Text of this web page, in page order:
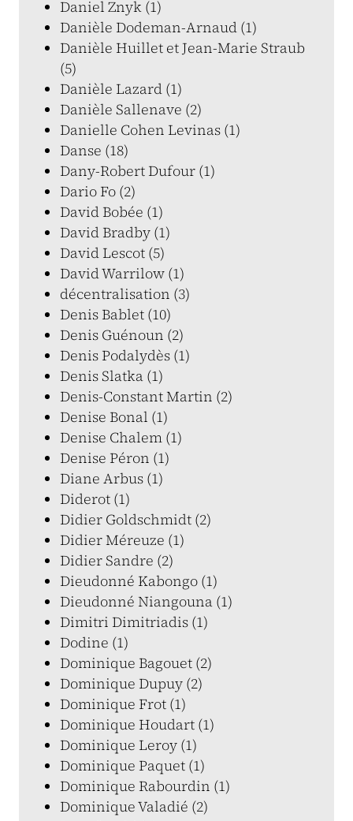
Daniel Znyk (1)
Danièle Dodeman-Arnaud (1)
Danièle Huillet et Jean-Marie Straub
(5)
Danièle Lazard (1)
Danièle Sallenave (2)
Danielle Cohen Levinas (1)
Danse (18)
Dany-Robert Dufour (1)
Dario Fo (2)
David Bobée (1)
David Bradby (1)
David Lescot (5)
David Warrilow (1)
décentralisation (3)
Denis Bablet (10)
Denis Guénoun (2)
Denis Podalydès (1)
Denis Slatka (1)
Denis-Constant Martin (2)
Denise Bonal (1)
Denise Chalem (1)
Denise Péron (1)
Diane Arbus (1)
Diderot (1)
Didier Goldschmidt (2)
Didier Méreuze (1)
Didier Sandre (2)
Dieudonné Kabongo (1)
Dieudonné Niangouna (1)
Dimitri Dimitriadis (1)
Dodine (1)
Dominique Bagouet (2)
Dominique Dupuy (2)
Dominique Frot (1)
Dominique Houdart (1)
Dominique Leroy (1)
Dominique Paquet (1)
Dominique Rabourdin (1)
Dominique Valadié (2)